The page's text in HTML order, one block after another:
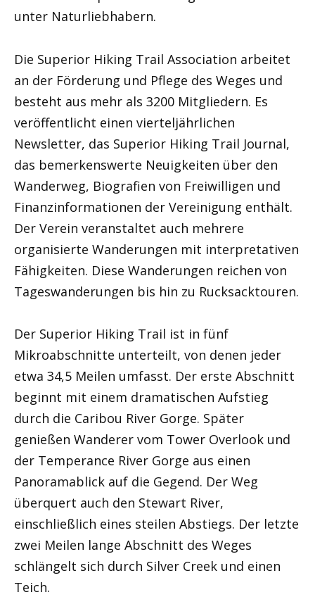
unter Naturliebhabern.
Die Superior Hiking Trail Association arbeitet
an der Förderung und Pflege des Weges und
besteht aus mehr als 3200 Mitgliedern. Es
veröffentlicht einen vierteljährlichen
Newsletter, das Superior Hiking Trail Journal,
das bemerkenswerte Neuigkeiten über den
Wanderweg, Biografien von Freiwilligen und
Finanzinformationen der Vereinigung enthält.
Der Verein veranstaltet auch mehrere
organisierte Wanderungen mit interpretativen
Fähigkeiten. Diese Wanderungen reichen von
Tageswanderungen bis hin zu Rucksacktouren.
Der Superior Hiking Trail ist in fünf
Mikroabschnitte unterteilt, von denen jeder
etwa 34,5 Meilen umfasst. Der erste Abschnitt
beginnt mit einem dramatischen Aufstieg
durch die Caribou River Gorge. Später
genießen Wanderer vom Tower Overlook und
der Temperance River Gorge aus einen
Panoramablick auf die Gegend. Der Weg
überquert auch den Stewart River,
einschließlich eines steilen Abstiegs. Der letzte
zwei Meilen lange Abschnitt des Weges
schlängelt sich durch Silver Creek und einen
Teich.